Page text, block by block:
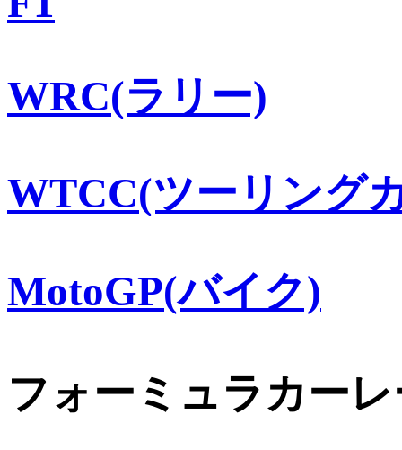
WRC(ラリー)
WTCC(ツーリング
MotoGP(バイク)
フォーミュラカー